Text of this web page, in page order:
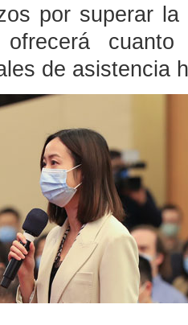
por superar
ofrecerá
de asistencia